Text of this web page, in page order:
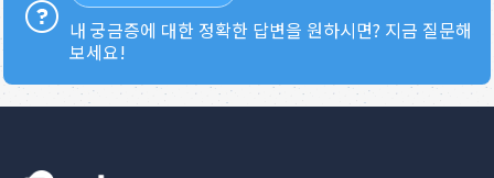
내 궁금증에 대한 정확한 답변을 원하시면? 지금 질문해
보세요!